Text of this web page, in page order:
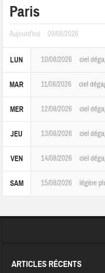
Paris
Aujourd'hui 09/08/2026
LUN 10/08/2026 ciel
MAR 11/08/2026 ciel
MER 12/08/2026 ciel
JEU 13/08/2026 ciel
VEN 14/08/2026 ciel
SAM 15/08/2026 légère
ARTICLES RÉCENTS